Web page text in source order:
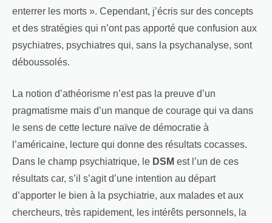
enterrer les morts ». Cependant, j’écris sur des concepts
et des stratégies qui n’ont pas apporté que confusion aux
psychiatres, psychiatres qui, sans la psychanalyse, sont
déboussolés.
La notion d’athéorisme n’est pas la preuve d’un
pragmatisme mais d’un manque de courage qui va dans
le sens de cette lecture naïve de démocratie à
l’américaine, lecture qui donne des résultats cocasses.
Dans le champ psychiatrique, le DSM est l’un de ces
résultats car, s’il s’agit d’une intention au départ
d’apporter le bien à la psychiatrie, aux malades et aux
chercheurs, très rapidement, les intérêts personnels, la